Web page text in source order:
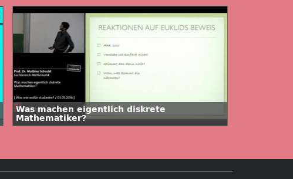
Was machen eigentlich diskrete
Mathematiker?